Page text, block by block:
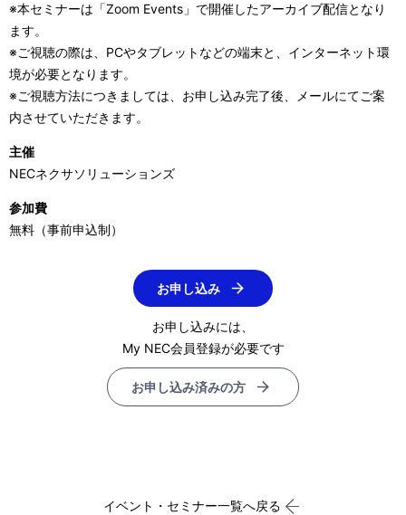
※本セミナーは「Zoom Events」で開催したアーカイブ配信となり
ます。
※ご視聴の際は、PCやタブレットなどの端末と、インターネット環
境が必要となります。
※ご視聴方法につきましては、お申し込み完了後、メールにてご案
内させていただきます。
主催
NECネクサソリューションズ
参加費
無料（事前申込制）
お申し込み
お申し込みには、
My NEC会員登録が必要です
お申し込み済みの方
イベント・セミナー一覧へ戻る